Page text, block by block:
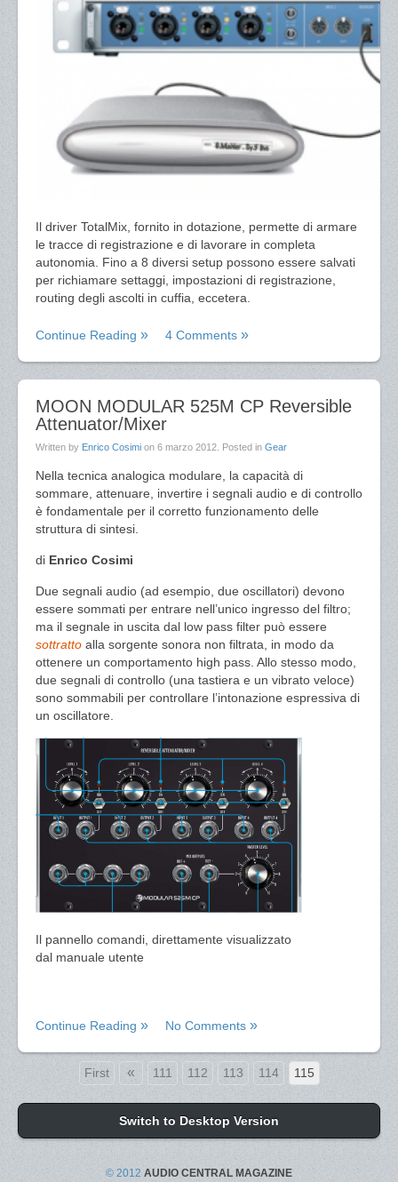
Il driver TotalMix, fornito in dotazione, permette di armare
le tracce di registrazione e di lavorare in completa
autonomia. Fino a 8 diversi setup possono essere salvati
per richiamare settaggi, impostazioni di registrazione,
routing degli ascolti in cuffia, eccetera.
Continue Reading 4 Comments
MOON MODULAR 525M CP Reversible
Attenuator/Mixer
Written by Enrico Cosimi on 6 marzo 2012 . Posted in Gear
Nella tecnica analogica modulare, la capacità di
sommare, attenuare, invertire i segnali audio e di controllo
è fondamentale per il corretto funzionamento delle
struttura di sintesi.
di Enrico Cosimi
Due segnali audio (ad esempio, due oscillatori) devono
essere sommati per entrare nell’unico ingresso del filtro;
ma il segnale in uscita dal low pass filter può essere
sottratto alla sorgente sonora non filtrata, in modo da
ottenere un comportamento high pass. Allo stesso modo,
due segnali di controllo (una tastiera e un vibrato veloce)
sono sommabili per controllare l’intonazione espressiva di
un oscillatore.
Il pannello comandi, direttamente visualizzato
dal manuale utente
Continue Reading No Comments
First « 111 112 113 114 115
Switch to Desktop Version
© 2012 AUDIO CENTRAL MAGAZINE